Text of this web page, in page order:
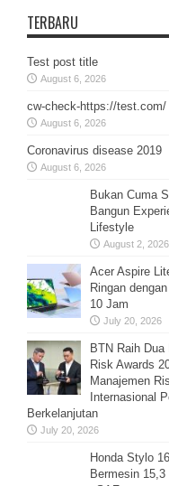
TERBARU
Test post title
August 6, 2026
cw-check-https://test.com/
August 6, 2026
Coronavirus disease 2019
August 6, 2026
Bukan Cuma
Bangun
Lifestyle
August 2, 2026
Acer Aspire
Ringan
10 Jam
July 20, 2026
BTN Raih Dua
Risk Awards
Manajemen
Internasional
Berkelanjutan
July 20, 2026
Honda Stylo
Bermesin